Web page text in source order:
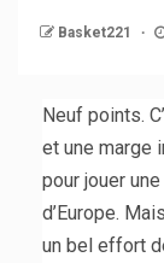
Basket221
Neuf points.
et une marge
pour jouer
d’Europe.
un bel effort